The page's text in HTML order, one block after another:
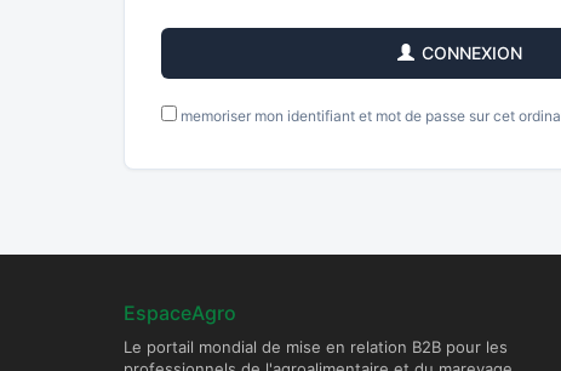
CONNEXION
memoriser mon identifiant et mot de passe sur cet
EspaceAgro
Le portail mondial de mise en relation B2B pour les